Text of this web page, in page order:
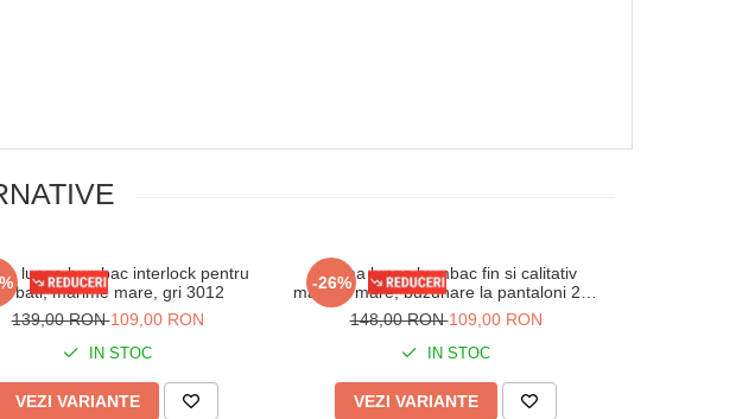
lunga bumbac interlock pentru
marime mare, gri 3012
139,00 RON109,00 RON
IN STOC
VEZI VARIANTE
-26%
Pijama lunga bumbac fin si calitativ
marime mare, buzunare la pantaloni 205
vernil
148,00 RON109,00 RON
IN STOC
VEZI VARIANTE